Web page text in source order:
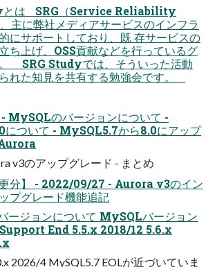
とは SRG（Service Reliability
主に弊社メディアサービスのインフラ
にサポートしており、既 存サービスの
ち上げ、OSS貢献などを行っているグ
SRG Studyでは、そういった活動
れた知見を共有する勉強会です。
MySQLのバージョンについて -
ついて - MySQL5.7から8.0にアップ
v3のアップグレード - まとめ
更分】 - 2022/09/27 - Aurora v3のイン
プグレード機能追記
ージョンについて MySQLバージョン
End 5.5.x 2018/12 5.6.x
2026/4 MySQL5.7 EOLが近づいていま